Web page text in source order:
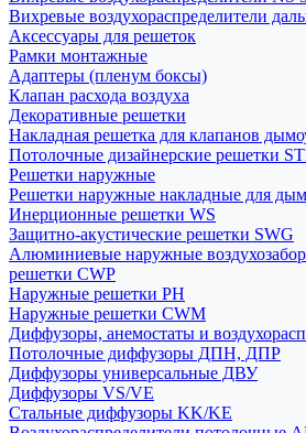
Вихревые воздухораспределители
Аксессуары для решеток
Рамки монтажные
Адаптеры (пленум боксы)
Клапан расхода воздуха
Декоративные решетки
Накладная решетка для клапанов
Потолочные дизайнерские решетки
Решетки наружные
Решетки наружные накладные для
Инерционные решетки WS
Защитно-акустические решетки SWG
Алюминиевые наружные
решетки CWP
Наружные решетки РН
Наружные решетки CWM
Диффузоры, анемостаты и
Потолочные диффузоры ДПН, ДПР
Диффузоры универсальные ДВУ
Диффузоры VS/VE
Стальные диффузоры KK/KE